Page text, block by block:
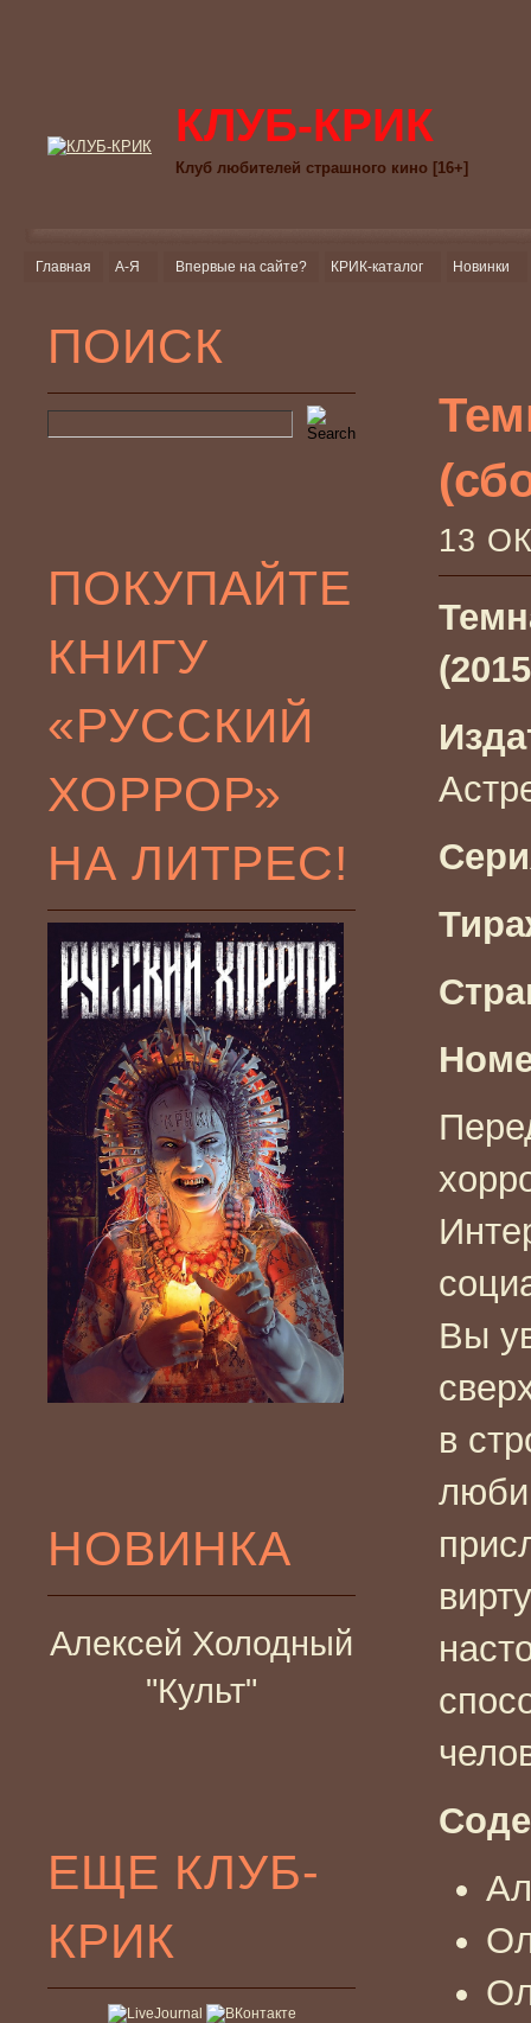
КЛУБ-КРИК
Клуб любителей страшного кино [16+]
Главная А-Я Впервые на сайте? КРИК-каталог Новинки
ПОИСК
ПОКУПАЙТЕ
КНИГУ
«РУССКИЙ
ХОРРОР»
НА ЛИТРЕС!
НОВИНКА
Алексей Холодный
"Культ"
ЕЩЕ КЛУБ-
КРИК
13
Вы
в